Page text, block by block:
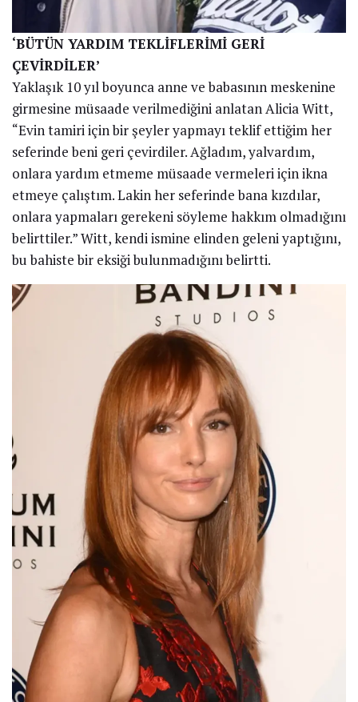
‘BÜTÜN YARDIM TEKLİFLERİMİ GERİ
ÇEVİRDİLER’
Yaklaşık 10 yıl boyunca anne ve babasının meskenine
girmesine müsaade verilmediğini anlatan Alicia Witt,
“Evin tamiri için bir şeyler yapmayı teklif ettiğim her
seferinde beni geri çevirdiler. Ağladım, yalvardım,
onlara yardım etmeme müsaade vermeleri için ikna
etmeye çalıştım. Lakin her seferinde bana kızdılar,
onlara yapmaları gerekeni söyleme hakkım olmadığını
belirttiler.” Witt, kendi ismine elinden geleni yaptığını,
bu bahiste bir eksiği bulunmadığını belirtti.